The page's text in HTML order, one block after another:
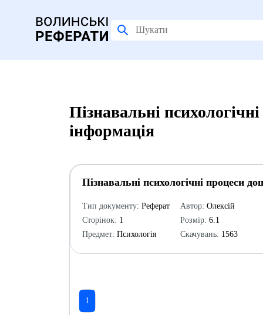
Пізнавальні
інформація
Пізнавальні психологічні процеси
Тип документу: Реферат
Сторінок: 1
Предмет: Психологія
Автор: Олексій
Розмір: 6.1
Скачувань: 1563
1